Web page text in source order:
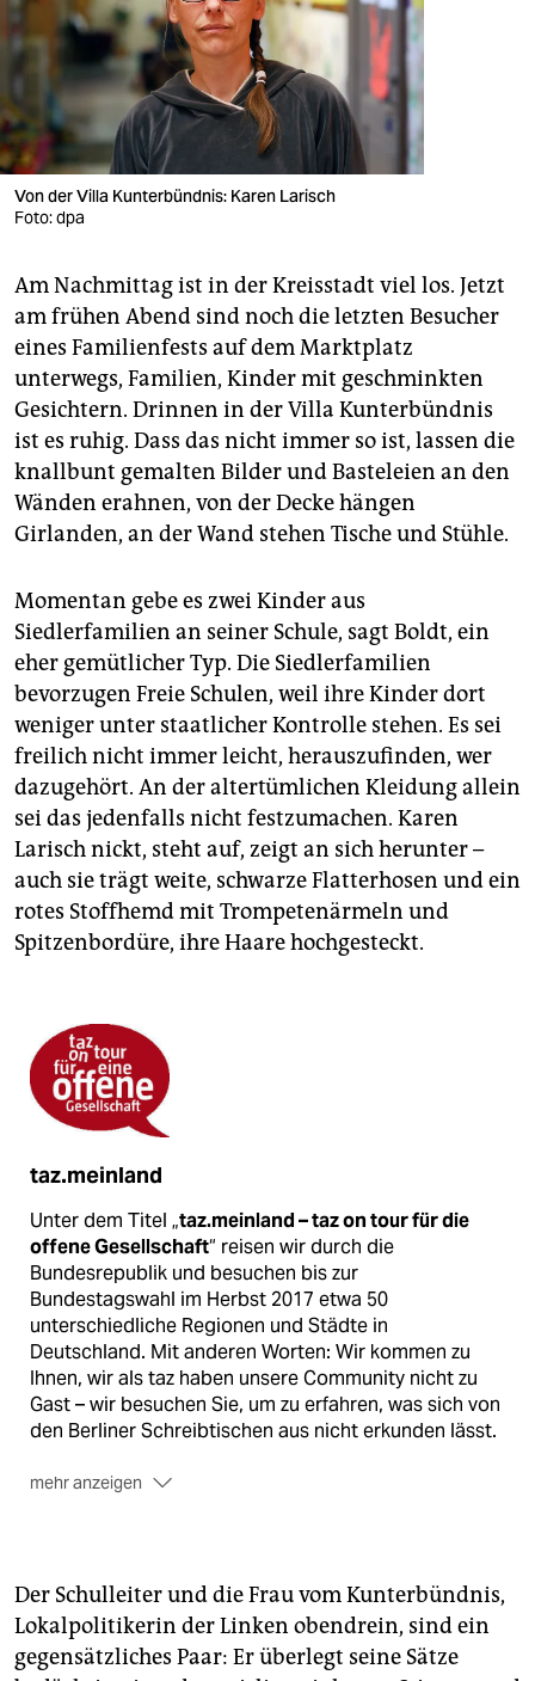
Von der Villa Kunterbündnis: Karen Larisch
Foto: dpa
Am Nachmittag ist in der Kreisstadt viel los. Jetzt
am frühen Abend sind noch die letzten Besucher
eines Familienfests auf dem Marktplatz
unterwegs, Familien, Kinder mit geschminkten
Gesichtern. Drinnen in der Villa Kunterbündnis
ist es ruhig. Dass das nicht immer so ist, lassen die
knallbunt gemalten Bilder und Basteleien an den
Wänden erahnen, von der Decke hängen
Girlanden, an der Wand stehen Tische und Stühle.
Momentan gebe es zwei Kinder aus
Siedlerfamilien an seiner Schule, sagt Boldt, ein
eher gemütlicher Typ. Die Siedlerfamilien
bevorzugen Freie Schulen, weil ihre Kinder dort
weniger unter staatlicher Kontrolle stehen. Es sei
freilich nicht immer leicht, herauszufinden, wer
dazugehört. An der altertümlichen Kleidung allein
sei das jedenfalls nicht festzumachen. Karen
Larisch nickt, steht auf, zeigt an sich herunter –
auch sie trägt weite, schwarze Flatterhosen und ein
rotes Stoffhemd mit Trompetenärmeln und
Spitzenbordüre, ihre Haare hochgesteckt.
taz.meinland
Unter dem Titel „taz.meinland – taz on tour für die
offene Gesellschaft“ reisen wir durch die
Bundesrepublik und besuchen bis zur
Bundestagswahl im Herbst 2017 etwa 50
unterschiedliche Regionen und Städte in
Deutschland. Mit anderen Worten: Wir kommen zu
Ihnen, wir als taz haben unsere Community nicht zu
Gast – wir besuchen Sie, um zu erfahren, was sich von
den Berliner Schreibtischen aus nicht erkunden lässt.
mehr anzeigen
Der Schulleiter und die Frau vom Kunterbündnis,
Lokalpolitikerin der Linken obendrein, sind ein
gegensätzliches Paar: Er überlegt seine Sätze